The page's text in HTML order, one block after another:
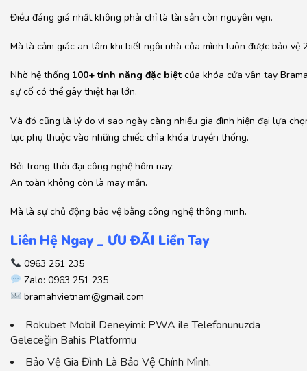
Điều đáng giá nhất không phải chỉ là tài sản còn nguyên vẹn.
Mà là cảm giác an tâm khi biết ngôi nhà của mình luôn được bảo vệ
Nhờ hệ thống 100+ tính năng đặc biệt của khóa cửa vân tay
sự cố có thể gây thiệt hại lớn.
Và đó cũng là lý do vì sao ngày càng nhiều gia đình hiện đại lựa
tục phụ thuộc vào những chiếc chìa khóa truyền thống.
Bởi trong thời đại công nghệ hôm nay:
An toàn không còn là may mắn.
Mà là sự chủ động bảo vệ bằng công nghệ thông minh.
Liên Hệ Ngay _ ƯU ĐÃI Liền Tay
0963 251 235
Zalo: 0963 251 235
bramahvietnam@gmail.com
Rokubet Mobil Deneyimi: PWA ile Telefonunuzda
Geleceğin Bahis Platformu
Bảo Vệ Gia Đình Là Bảo Vệ Chính Mình.